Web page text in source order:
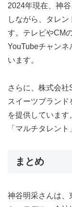
2024年現在、神
しながら、タレ
す。テレビやCM
YouTubeチャンネ
います。
さらに、株式会
スイーツブラン
を提供していま
「マルチタレン
まとめ
神谷明采さんは、